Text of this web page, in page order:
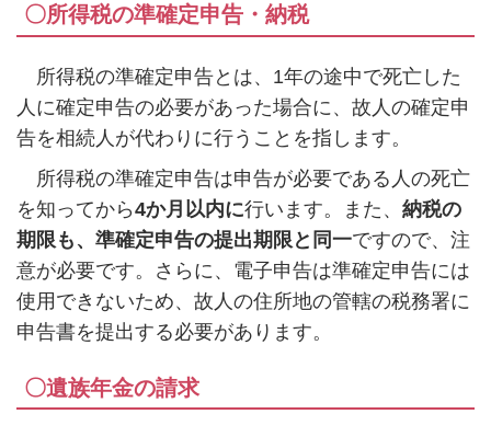
〇所得税の準確定申告・納税
所得税の準確定申告とは、 1年の途中で死亡した
人に確定申告の必要があった場合に、故人の確定申
告を相続人が代わりに行うことを指します。
所得税の準確定申告は申告が必要である人の死亡
を知ってから4か月以内に行います。また、 納税の
期限も、準確定申告の提出期限と同一ですので、注
意が必要です。さらに、電子申告は準確定申告には
使用できないため、故人の住所地の管轄の税務署に
申告書を提出する必要があります。
〇遺族年金の請求